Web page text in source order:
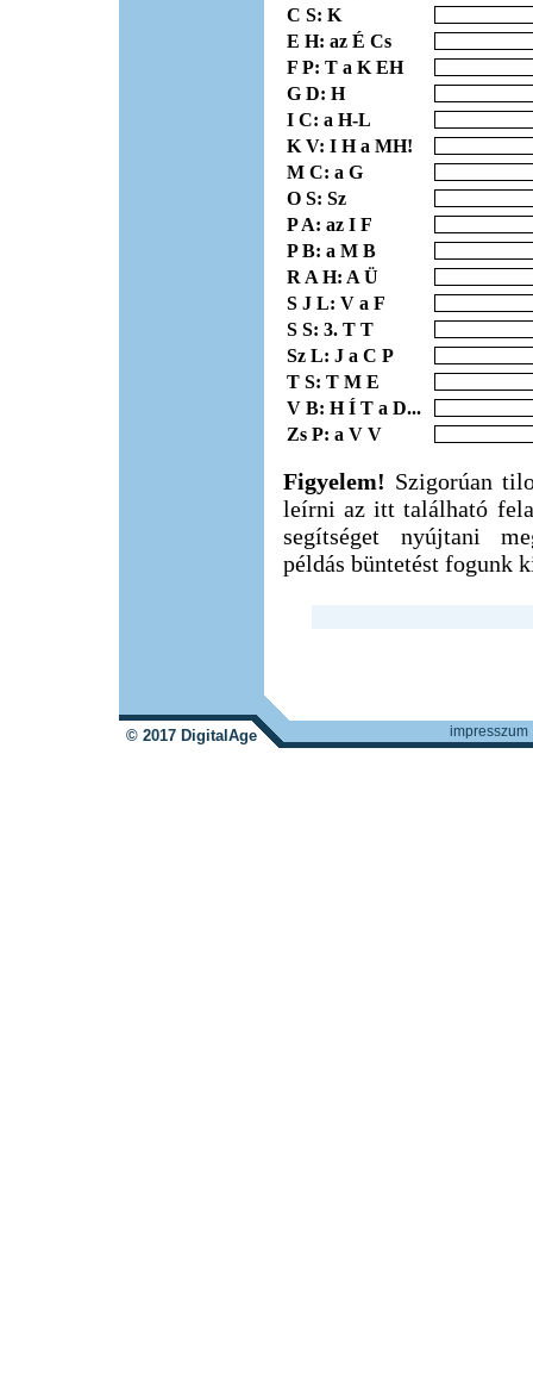
C S: K
E H: az É Cs
F P: T a K EH
G D: H
I C: a H-L
K V: I H a MH!
M C: a G
O S: Sz
P A: az I F
P B: a M B
R A H: A Ü
S J L: V a F
S S: 3. T T
Sz L: J a C P
T S: T M E
V B: H Í T a D...
Zs P: a V V
Figyelem! Szigorúan
leírni az itt található
segítséget nyújtani
példás büntetést fogunk
© 2017 DigitalAge impresszum